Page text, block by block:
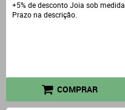
+5% de desconto Joia sob medida.
Prazo na descrição.
COMPRAR